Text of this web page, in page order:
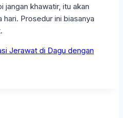
jangan khawatir, itu akan
hari. Prosedur ini biasanya
Jerawat di Dagu dengan